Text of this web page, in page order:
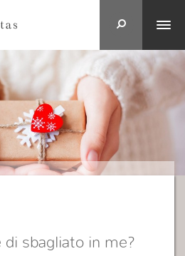
di sbagliato in me?